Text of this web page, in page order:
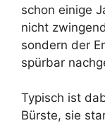
schon einige
nicht
sondern der
spürbar
Typisch ist
Bürste, sie